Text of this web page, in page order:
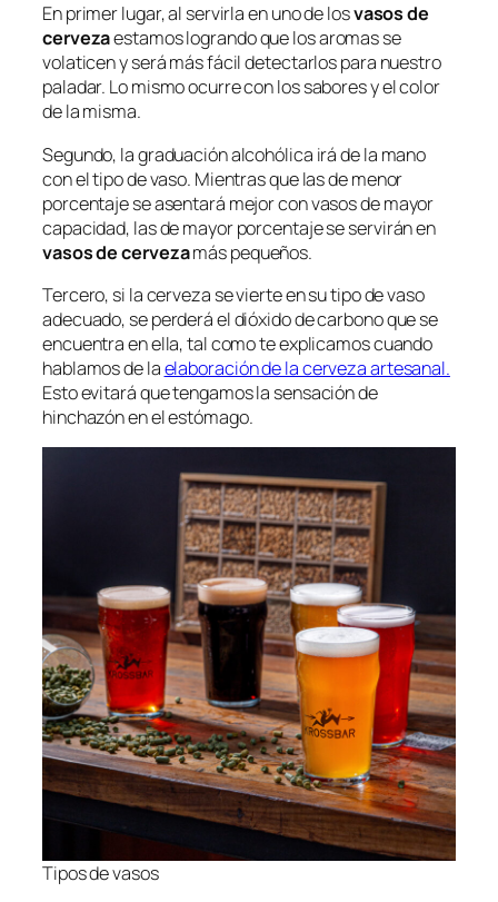
En primer lugar, al servirla en uno de losvasos de
cervezaestamos logrando que los aromas se
volaticen y será más fácil detectarlos para nuestro
paladar. Lo mismo ocurre con los sabores y el color
de la misma.
Segundo, la graduación alcohólica irá de la mano
con el tipo de vaso. Mientras que las de menor
porcentaje se asentará mejor con vasos de mayor
capacidad, las de mayor porcentaje se servirán en
vasos de cervezamás pequeños.
Tercero, si la cerveza se vierte en su tipo de vaso
adecuado, se perderá el dióxido de carbono que se
encuentra en ella, tal como te explicamos cuando
hablamos de laelaboración de la cerveza artesanal.
Esto evitará que tengamos la sensación de
hinchazón en el estómago.
Tipos de vasos